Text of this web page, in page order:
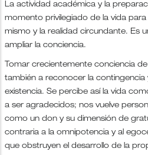
La actividad académica y la
momento privilegiado de la vida
mismo y la realidad circundante. Es
ampliar la conciencia.
Tomar crecientemente conciencia
también a reconocer la contingencia
existencia. Se percibe así la vida
a ser agradecidos; nos vuelve
como un don y su dimensión de
contraria a la omnipotencia y al
que obstruyen el desarrollo de la